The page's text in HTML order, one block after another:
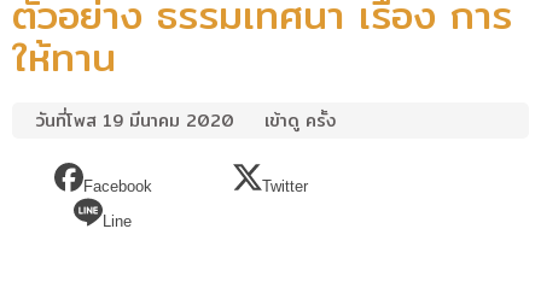
ตัวอย่าง ธรรมเทศนา เรื่อง การ
ให้ทาน
วันที่โพส 19 มีนาคม 2020 เข้าดู ครั้ง
Facebook
Twitter
Line